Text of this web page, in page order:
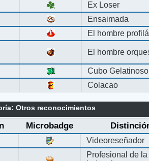
Ex Loser
Ensaimada
El hombre
El hombre
Cubo Gelatinoso
Colacao
Otros reconocimientos
Microbadge
Videoreseñador
Profesional de la